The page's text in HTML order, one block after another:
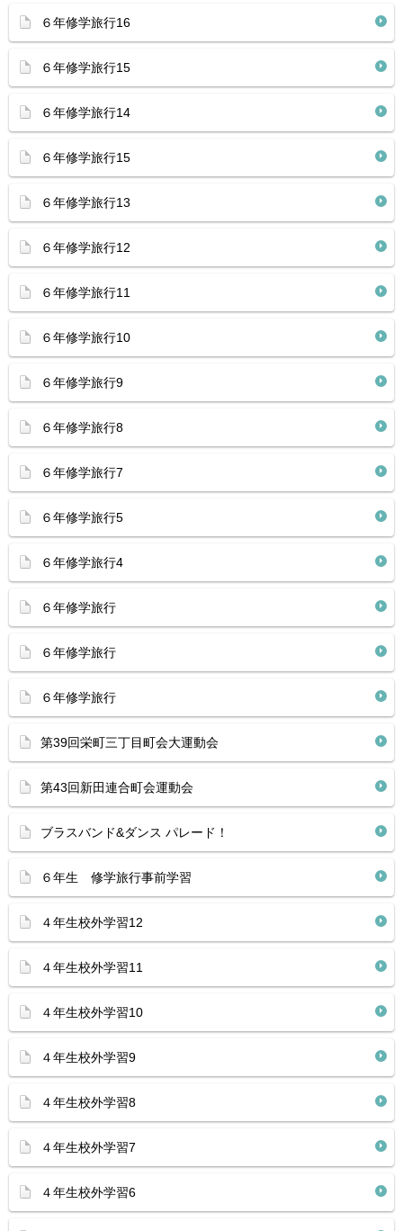
６年修学旅行16
６年修学旅行15
６年修学旅行14
６年修学旅行15
６年修学旅行13
６年修学旅行12
６年修学旅行11
６年修学旅行10
６年修学旅行9
６年修学旅行8
６年修学旅行7
６年修学旅行5
６年修学旅行4
６年修学旅行
６年修学旅行
６年修学旅行
第39回栄町三丁目町会大運動会
第43回新田連合町会運動会
ブラスバンド&ダンス パレード！
６年生 修学旅行事前学習
４年生校外学習12
４年生校外学習11
４年生校外学習10
４年生校外学習9
４年生校外学習8
４年生校外学習7
４年生校外学習6